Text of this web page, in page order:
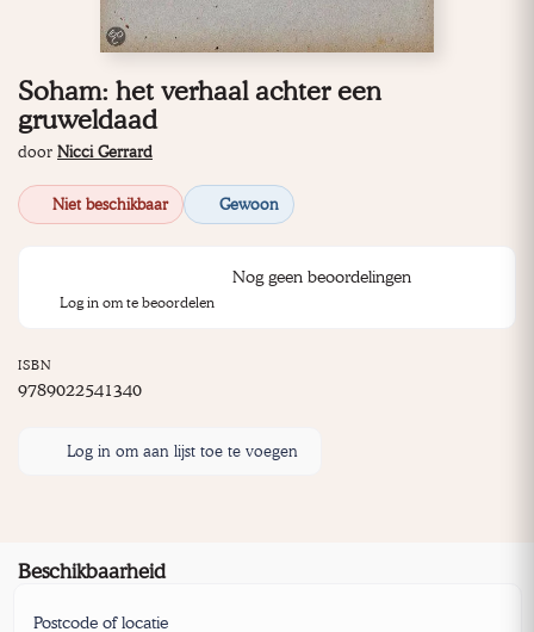
Soham: het verhaal achter een
gruweldaad
door Nicci Gerrard
Niet beschikbaar Gewoon
Nog geen beoordelingen
Log in om te beoordelen
ISBN
9789022541340
Log in om aan lijst toe te voegen
Beschikbaarheid
Postcode of locatie